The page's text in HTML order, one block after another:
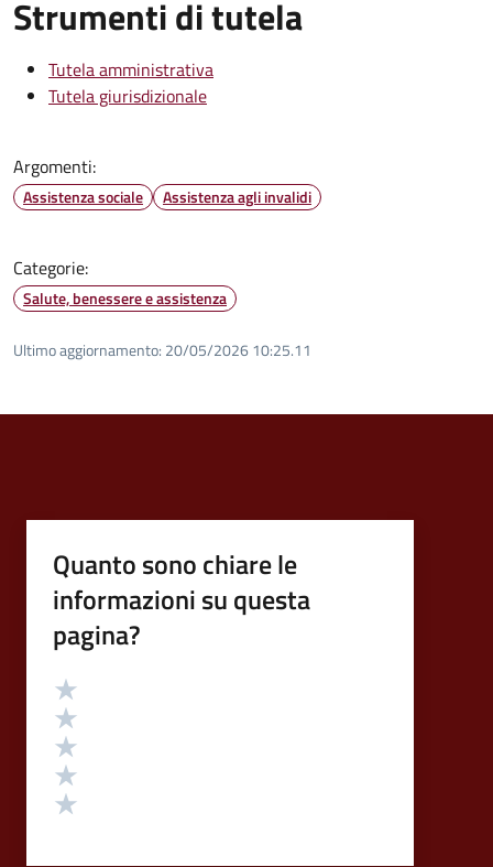
Strumenti di tutela
Tutela amministrativa
Tutela giurisdizionale
Argomenti:
Assistenza sociale Assistenza agli invalidi
Categorie:
Salute, benessere e assistenza
Ultimo aggiornamento: 20/05/2026 10:25.11
Quanto sono chiare le
informazioni su questa
pagina?
Valutazione